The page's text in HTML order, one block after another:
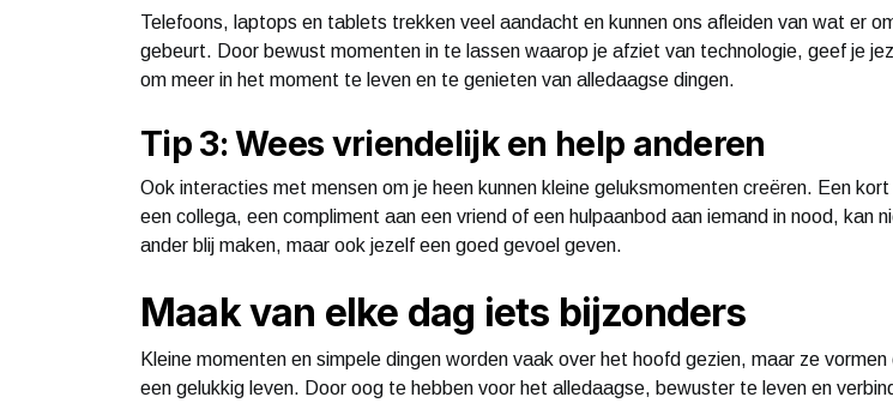
Telefoons, laptops en tablets trekken veel aandacht en kunnen ons afleiden van wat er
gebeurt. Door bewust momenten in te lassen waarop je afziet van technologie, geef je
om meer in het moment te leven en te genieten van alledaagse dingen.
Tip 3: Wees vriendelijk en help anderen
Ook interacties met mensen om je heen kunnen kleine geluksmomenten creëren. Een
een collega, een compliment aan een vriend of een hulpaanbod aan iemand in nood, kan
ander blij maken, maar ook jezelf een goed gevoel geven.
Maak van elke dag iets bijzonders
Kleine momenten en simpele dingen worden vaak over het hoofd gezien, maar ze vormen
een gelukkig leven. Door oog te hebben voor het alledaagse, bewuster te leven en